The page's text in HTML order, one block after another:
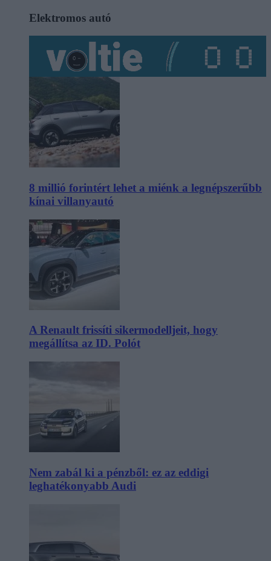
Elektromos autó
8 millió forintért lehet a miénk a legnépszerűbb
kínai villanyautó
A Renault frissíti sikermodelljeit, hogy
megállítsa az ID. Polót
Nem zabál ki a pénzből: ez az eddigi
leghatékonyabb Audi